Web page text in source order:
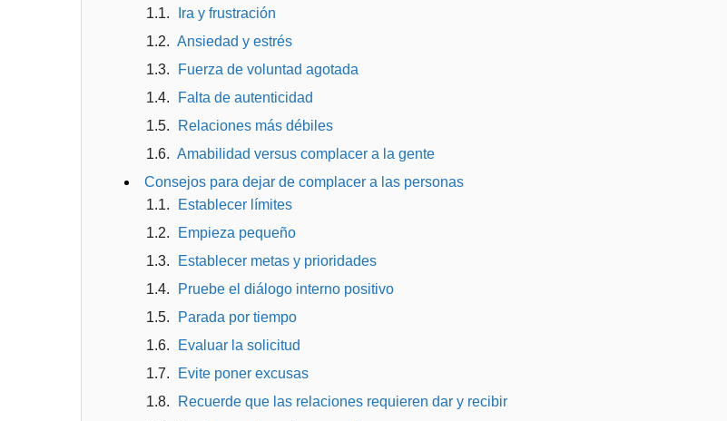
Ira y frustración
Ansiedad y estrés
Fuerza de voluntad agotada
Falta de autenticidad
Relaciones más débiles
Amabilidad versus complacer a la gente
Consejos para dejar de complacer a las personas
Establecer límites
Empieza pequeño
Establecer metas y prioridades
Pruebe el diálogo interno positivo
Parada por tiempo
Evaluar la solicitud
Evite poner excusas
Recuerde que las relaciones requieren dar y recibir